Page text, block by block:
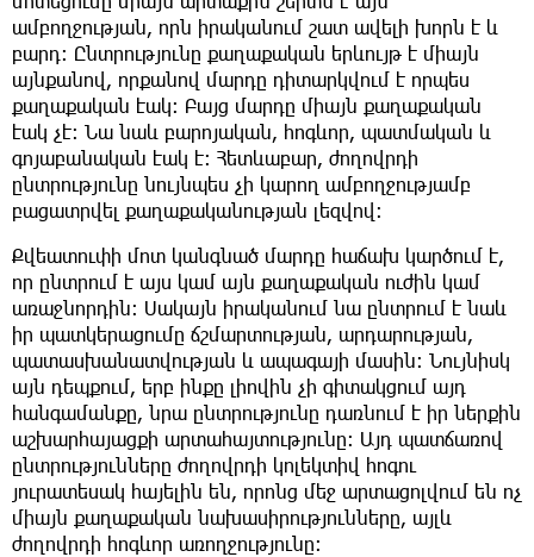
ամբողջության, որն իրականում շատ ավելի խորն է և
բարդ։ Ընտրությունը քաղաքական երևույթ է միայն
այնքանով, որքանով մարդը դիտարկվում է որպես
քաղաքական էակ։ Բայց մարդը միայն քաղաքական
էակ չէ։ Նա նաև բարոյական, հոգևոր, պատմական և
գոյաբանական էակ է։ Հետևաբար, ժողովրդի
ընտրությունը նույնպես չի կարող ամբողջությամբ
բացատրվել քաղաքականության լեզվով։
Քվեատուփի մոտ կանգնած մարդը հաճախ կարծում է,
որ ընտրում է այս կամ այն քաղաքական ուժին կամ
առաջնորդին։ Սակայն իրականում նա ընտրում է նաև
իր պատկերացումը ճշմարտության, արդարության,
պատասխանատվության և ապագայի մասին։ Նույնիսկ
այն դեպքում, երբ ինքը լիովին չի գիտակցում այդ
հանգամանքը, նրա ընտրությունը դառնում է իր ներքին
աշխարհայացքի արտահայտությունը։ Այդ պատճառով
ընտրությունները ժողովրդի կոլեկտիվ հոգու
յուրատեսակ հայելին են, որոնց մեջ արտացոլվում են ոչ
միայն քաղաքական նախասիրությունները, այլև
ժողովրդի հոգևոր առողջությունը։